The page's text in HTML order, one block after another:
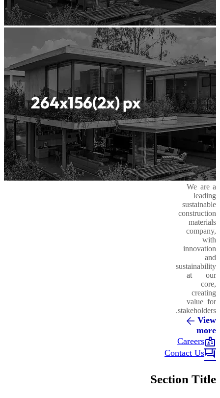
We are a
leading
sustainable
construction
materials
company,
with
innovation
and
sustainability
at our
core,
creating
value for
stakeholders.
View
more
badge
Careers
forum
Contact Us
Section Title